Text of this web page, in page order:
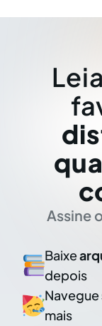
Assine
Baixe
depois
Navegue
mais